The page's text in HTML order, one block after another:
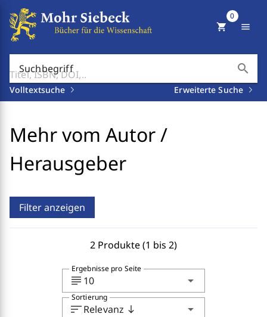
Suchbegriff search
Volltextsuche Erweiterte Suche
shopping_cart
0
menu
Mehr vom Autor /
Herausgeber
Filter anzeigen
2 Produkte (1 bis 2)
subject 10 arrow_drop_down
Ergebnisse pro Seite
sortRelevanz south arrow_drop_down
Sortierung